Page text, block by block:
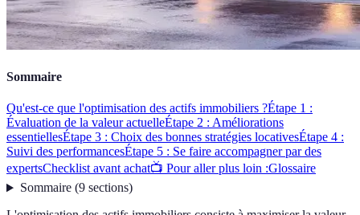
Sommaire
Qu'est-ce que l'optimisation des actifs immobiliers ?Étape 1 :
Évaluation de la valeur actuelleÉtape 2 : Améliorations
essentiellesÉtape 3 : Choix des bonnes stratégies locativesÉtape 4 :
Suivi des performancesÉtape 5 : Se faire accompagner par des
expertsChecklist avant achat📺 Pour aller plus loin :Glossaire
Sommaire(9 sections)